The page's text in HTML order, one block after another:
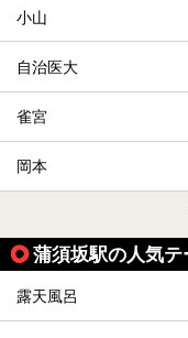
小山
自治医大
雀宮
岡本
蒲須坂駅の人気
露天風呂